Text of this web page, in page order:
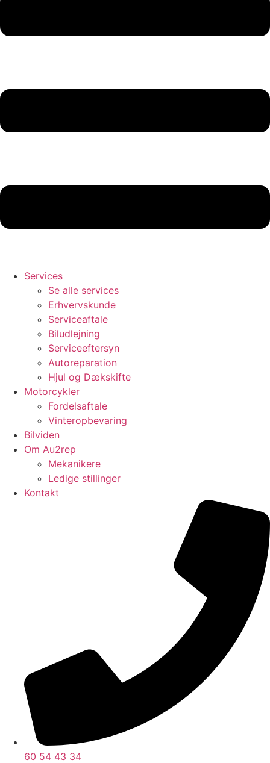
Services
Se alle services
Erhvervskunde
Serviceaftale
Biludlejning
Serviceeftersyn
Autoreparation
Hjul og Dækskifte
Motorcykler
Fordelsaftale
Vinteropbevaring
Bilviden
Om Au2rep
Mekanikere
Ledige stillinger
Kontakt
60 54 43 34